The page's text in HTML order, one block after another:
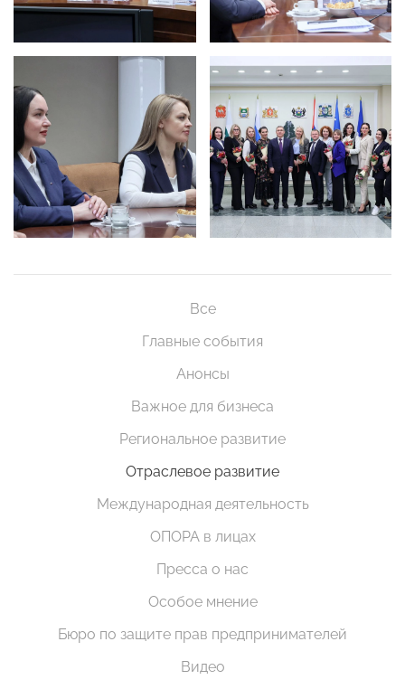
Все
Главные события
Анонсы
Важное для бизнеса
Региональное развитие
Отраслевое развитие
Международная деятельность
ОПОРА в лицах
Пресса о нас
Особое мнение
Бюро по защите прав предпринимателей
Видео